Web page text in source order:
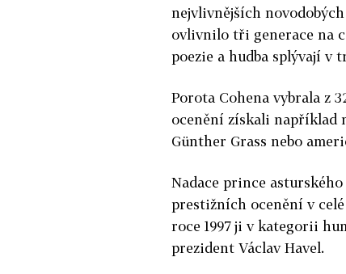
nejvlivnějších
ovlivnilo tři generace na
poezie a hudba splývají v
Porota Cohena vybrala z
ocenění získali například
Günther Grass nebo
Nadace prince asturského
prestižních ocenění v
roce 1997 ji v kategorii
prezident Václav Havel.